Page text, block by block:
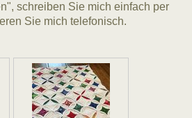
schreiben Sie mich einfach per
Sie mich telefonisch.